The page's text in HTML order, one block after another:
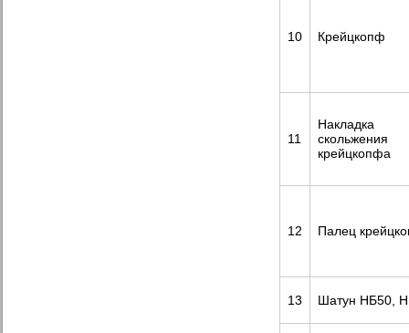
10 Крейцкопф
11
Накладка
скольжения
крейцкопфа
12 Палец
13 Шатун НБ50,